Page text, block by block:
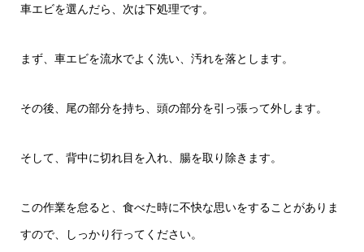
車エビを選んだら、次は下処理です。
まず、車エビを流水でよく洗い、汚れを落とします。
その後、尾の部分を持ち、頭の部分を引っ張って外します。
そして、背中に切れ目を入れ、腸を取り除きます。
この作業を怠ると、食べた時に不快な思いをすることがありま
すので、しっかり行ってください。